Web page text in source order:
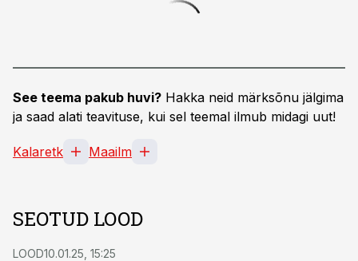
See teema pakub huvi? Hakka neid märksõnu jälgima
ja saad alati teavituse, kui sel teemal ilmub midagi uut!
Kalaretk Maailm
SEOTUD LOOD
LOOD10.01.25, 15:25